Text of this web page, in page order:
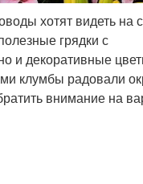
хотят видеть на
грядки с
и декоративные
клумбы радовали
внимание на